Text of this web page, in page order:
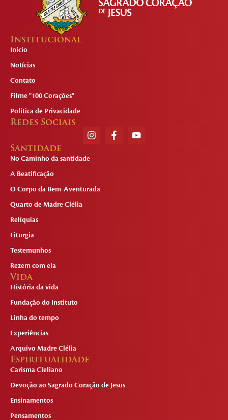
Institucional
Início
Notícias
Contato
Filme "100 Corações"
Política de Privacidade
Redes Sociais
Santidade
No Caminho da santidade
A Beatificação
O Corpo da Bem-Aventurada
Quarto de Madre Clélia
Relíquias
Liturgia
Testemunhos
Rezem com ela
Vida
História da vida
Fundação do Instituto
Linha do tempo
Experiências
Arquivo Madre Clélia
Espiritualidade
Carisma Cleliano
Devoção ao Sagrado Coração de Jesus
Ensinamentos
Pensamentos